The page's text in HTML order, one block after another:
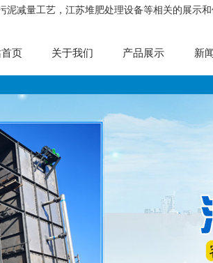
泥减量工艺，江苏堆肥处理设备等相关的展示
页 关于我们 产品展示 新